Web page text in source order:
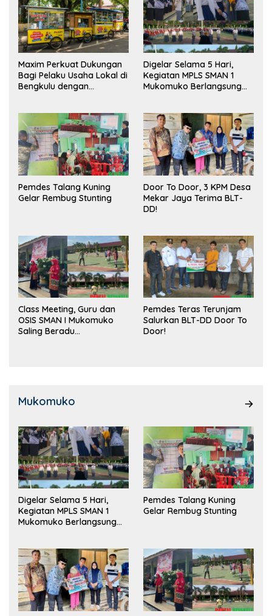
Maxim Perkuat Dukungan
Bagi Pelaku Usaha Lokal di
Bengkulu dengan
Pasar
Digelar Selama 5 Hari,
Kegiatan MPLS SMAN 1
Mukomuko Berlangsung
Pemdes Talang Kuning
Gelar Rembug Stunting
Door To Door, 3 KPM Desa
Mekar Jaya Terima BLT-
DD!
Class Meeting, Guru dan
OSIS SMAN I Mukomuko
Saling Beradu
Pemdes Teras Terunjam
Salurkan BLT-DD Door To
Door!
Mukomuko
Digelar Selama 5 Hari,
Kegiatan MPLS SMAN 1
Mukomuko Berlangsung
Pemdes Talang Kuning
Gelar Rembug Stunting